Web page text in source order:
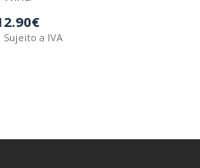
Sujeito a IVA